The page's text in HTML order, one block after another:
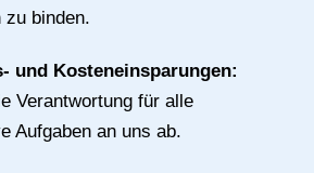
zu binden.
und Kosteneinsparungen:
Verantwortung für alle
Aufgaben an uns ab.